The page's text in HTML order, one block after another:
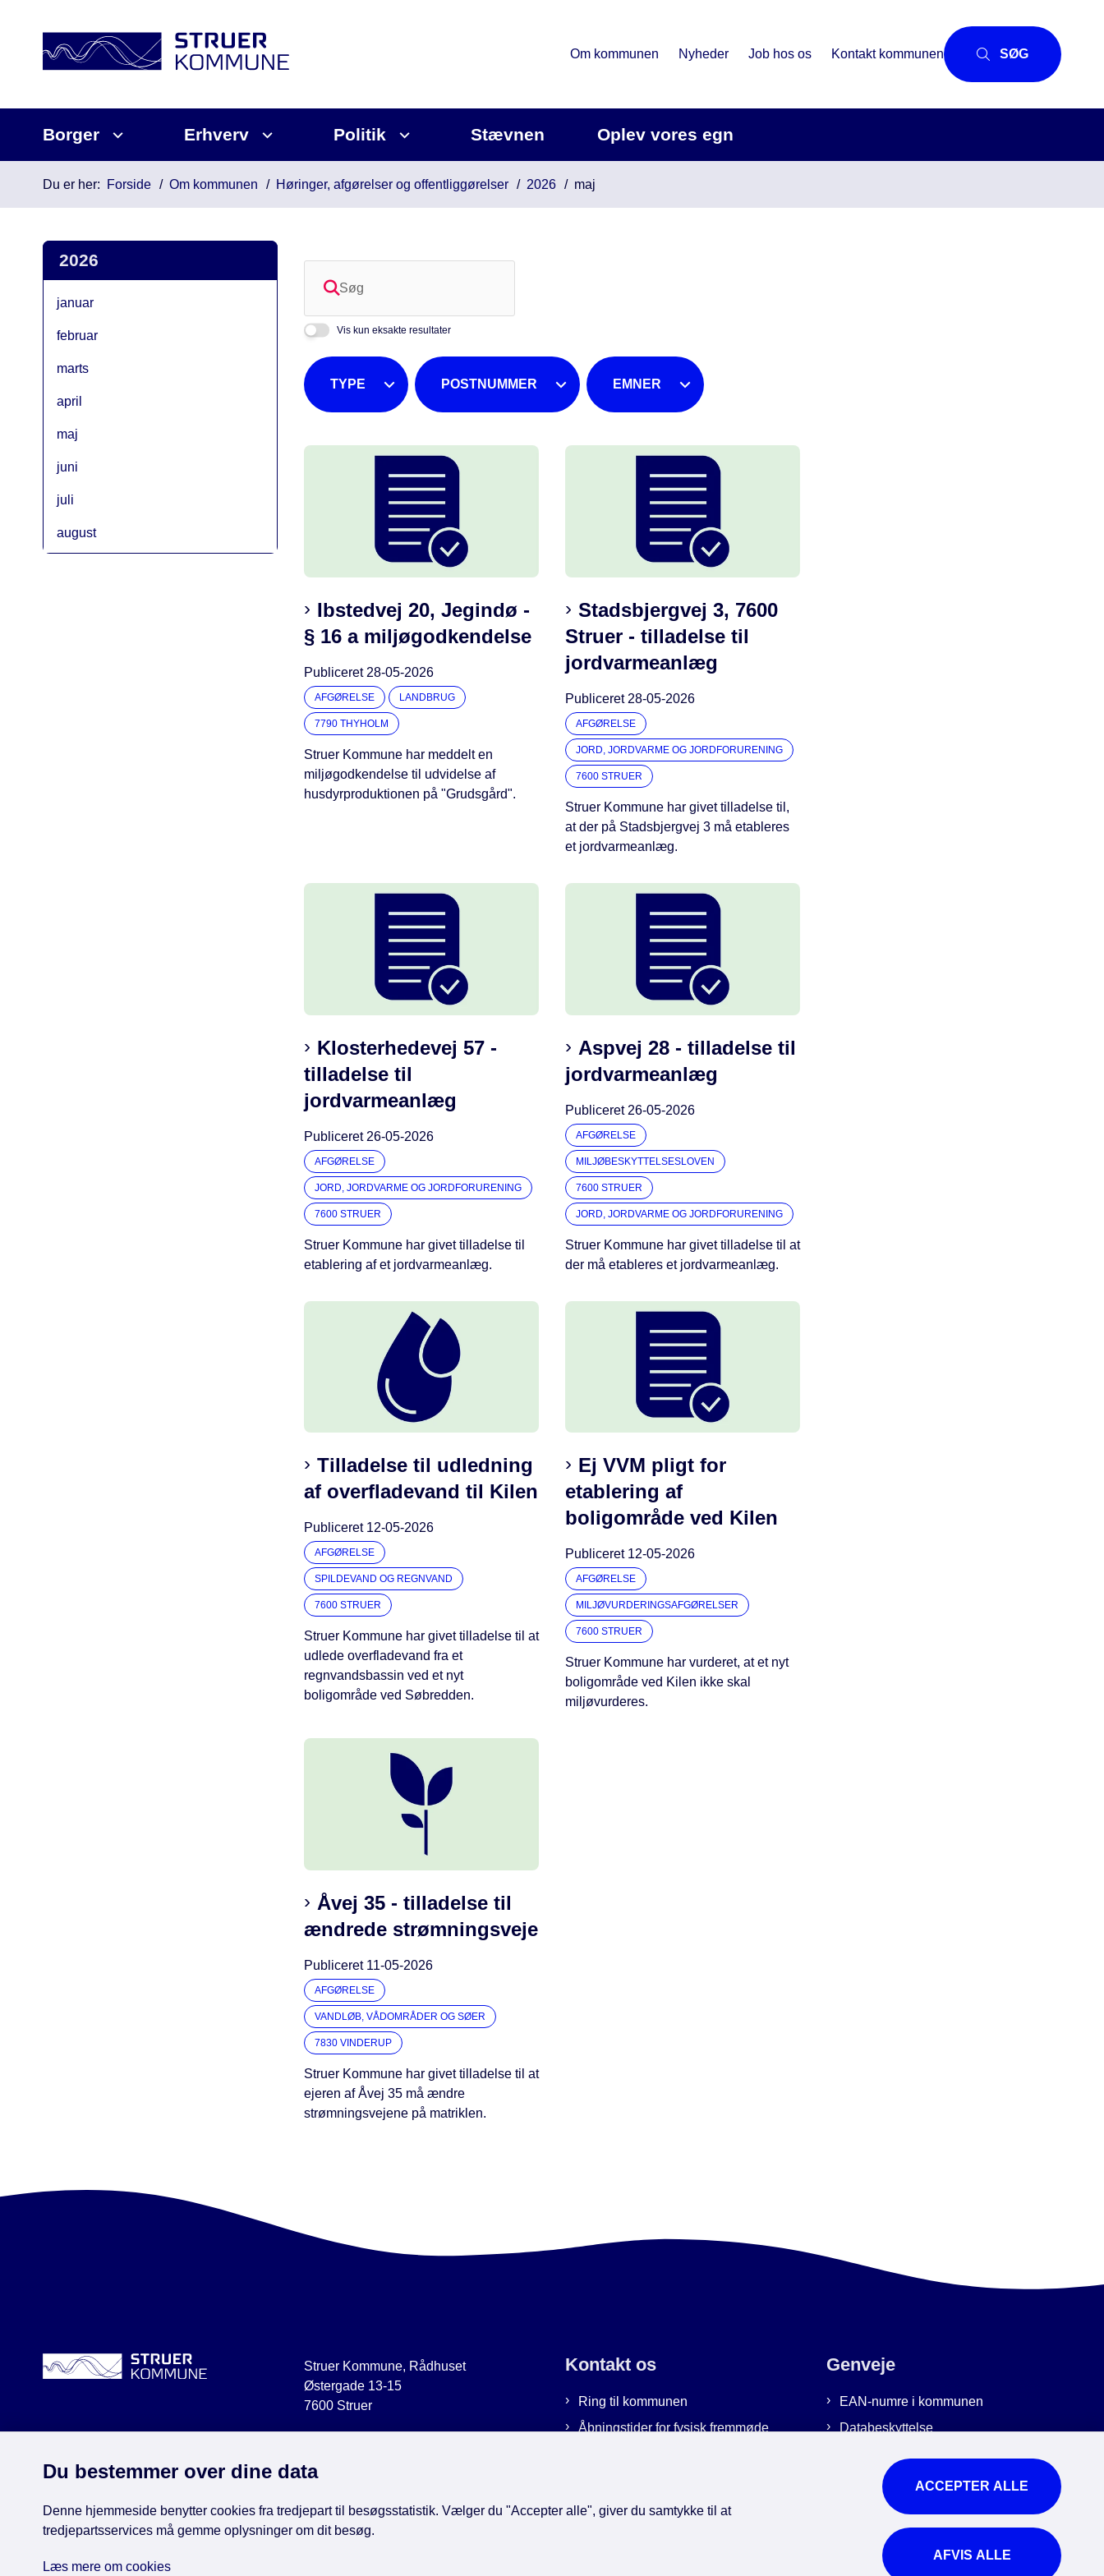
Om kommunen Nyheder Job hos os Kontakt kommunen SØG
Borger Erhverv Politik Stævnen Oplev vores egn
Du er her: Forside Om kommunen Høringer, afgørelser og offentliggørelser 2026 maj
2026
januar
februar
marts
april
maj
juni
juli
august
Vis kun eksakte resultater
TYPE POSTNUMMER EMNER
Ibstedvej 20, Jegindø -
§ 16 a miljøgodkendelse
Publiceret 28-05-2026
AFGØRELSE LANDBRUG
7790 THYHOLM
Struer Kommune har meddelt en
miljøgodkendelse til udvidelse af
husdyrproduktionen på "Grudsgård".
Stadsbjergvej 3, 7600
Struer - tilladelse til
jordvarmeanlæg
Publiceret 28-05-2026
AFGØRELSE
JORD, JORDVARME OG JORDFORURENING
7600 STRUER
Struer Kommune har givet tilladelse til,
at der på Stadsbjergvej 3 må etableres
et jordvarmeanlæg.
Klosterhedevej 57 -
tilladelse til
jordvarmeanlæg
Publiceret 26-05-2026
AFGØRELSE
JORD, JORDVARME OG JORDFORURENING
7600 STRUER
Struer Kommune har givet tilladelse til
etablering af et jordvarmeanlæg.
Aspvej 28 - tilladelse til
jordvarmeanlæg
Publiceret 26-05-2026
AFGØRELSE
MILJØBESKYTTELSESLOVEN
7600 STRUER
JORD, JORDVARME OG JORDFORURENING
Struer Kommune har givet tilladelse til at
der må etableres et jordvarmeanlæg.
Tilladelse til udledning
af overfladevand til Kilen
Publiceret 12-05-2026
AFGØRELSE
SPILDEVAND OG REGNVAND
7600 STRUER
Struer Kommune har givet tilladelse til at
udlede overfladevand fra et
regnvandsbassin ved et nyt
boligområde ved Søbredden.
Ej VVM pligt for
etablering af
boligområde ved Kilen
Publiceret 12-05-2026
AFGØRELSE
MILJØVURDERINGSAFGØRELSER
7600 STRUER
Struer Kommune har vurderet, at et nyt
boligområde ved Kilen ikke skal
miljøvurderes.
Åvej 35 - tilladelse til
ændrede strømningsveje
Publiceret 11-05-2026
AFGØRELSE
VANDLØB, VÅDOMRÅDER OG SØER
7830 VINDERUP
Struer Kommune har givet tilladelse til at
ejeren af Åvej 35 må ændre
strømningsvejene på matriklen.
Struer Kommune, Rådhuset
Østergade 13-15
7600 Struer
Kontakt os
Ring til kommunen
Åbningstider for fysisk fremmøde
Genveje
EAN-numre i kommunen
Databeskyttelse
Tilgængelighedserklæring
Brug af kunstig intelligens
For ansatte
Du bestemmer over dine data
Denne hjemmeside benytter cookies fra tredjepart til besøgsstatistik. Vælger du "Accepter alle", giver du samtykke til at
tredjepartsservices må gemme oplysninger om dit besøg.
Læs mere om cookies
ACCEPTER ALLE
AFVIS ALLE